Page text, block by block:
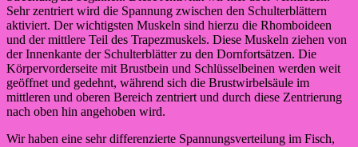
Sehr zentriert wird die Spannung zwischen den Schulterblättern
aktiviert. Der wichtigsten Muskeln sind hierzu die Rhomboideen
und der mittlere Teil des Trapezmuskels. Diese Muskeln ziehen von
der Innenkante der Schulterblätter zu den Dornfortsätzen. Die
Körpervorderseite mit Brustbein und Schlüsselbeinen werden weit
geöffnet und gedehnt, während sich die Brustwirbelsäule im
mittleren und oberen Bereich zentriert und durch diese Zentrierung
nach oben hin angehoben wird.
Wir haben eine sehr differenzierte Spannungsverteilung im Fisch,